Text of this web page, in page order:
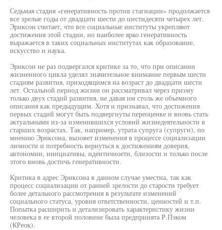
Седьмая стадия «генеративность против стагнации» продолжается
все зрелые годы от двадцати шести до шестидесяти четырех лет.
Эриксон считает, что все социальные институты укрепляют
достижения этой стадии, но наиболее ярко генеративность
выражается в таких социальных институтах как образование,
искусство и наука.
Эриксон не раз подвергался критике за то, что при описании
жизненного цикла уделял значительное внимание первым шести
стадиям развития, приходящимся на возраст до двадцати шести
лет. Остальной период жизни он рассматривал через призму
только двух стадий развития, не давая им столь же объемного
описания как предыдущим. Хотя и признавал, что достижения
первых стадий могут быть подвергнуты переоценке и вновь стать
актуальными из-за изменившихся условий жизнедеятельности в
старших возрастах. Так, например, утрата супруга (супруги), по
мнению Эриксона, вызовет изменения в процессе социализации
личности и потребность вернуться к достижениям доверия,
автономии, инициативы, идентичноети, близости и только после
этого вновь достичь генеративности.
Критика в адрес Эриксона в данном случае уместна, так как
процесс социализации от ранней зрелости до старости требует
более детального рассмотрения в результате изменений
социального статуса, уровня ответственности, ценностей и т.п.
Попытка расширить и детализировать характеристику жизни
человека в ее второй половине была предпринята Р.Пэком
(КРеок).